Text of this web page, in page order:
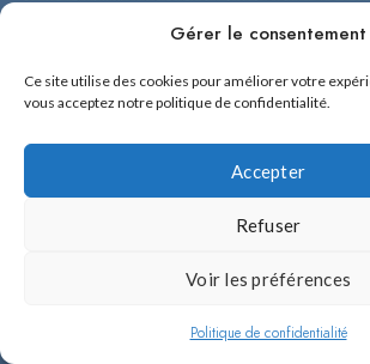
Gérer le consentement
Ce site utilise des cookies pour améliorer votre
vous acceptez notre politique de confidentialité.
Accepter
Refuser
Voir les préférences
Politique de confidentialité